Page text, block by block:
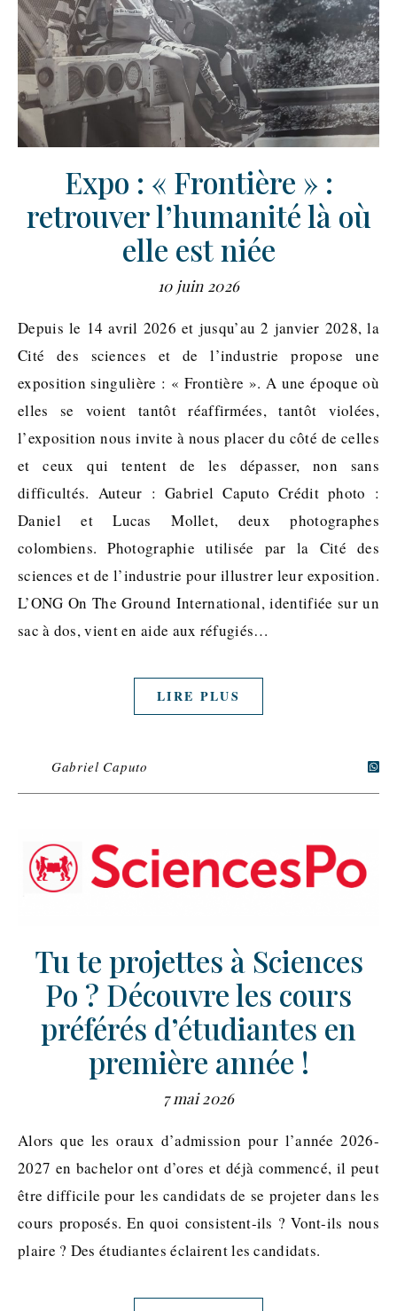
Expo : « Frontière » :
retrouver l’humanité là où
elle est niée
10 juin 2026
Depuis le 14 avril 2026 et jusqu’au 2 janvier 2028, la
Cité des sciences et de l’industrie propose une
exposition singulière : « Frontière ». A une époque où
elles se voient tantôt réaffirmées, tantôt violées,
l’exposition nous invite à nous placer du côté de celles
et ceux qui tentent de les dépasser, non sans
difficultés. Auteur : Gabriel Caputo Crédit photo :
Daniel et Lucas Mollet, deux photographes
colombiens. Photographie utilisée par la Cité des
sciences et de l’industrie pour illustrer leur exposition.
L’ONG On The Ground International, identifiée sur un
sac à dos, vient en aide aux réfugiés…
LIRE PLUS
Gabriel Caputo
Tu te projettes à Sciences
Po ? Découvre les cours
préférés d’étudiantes en
première année !
7 mai 2026
Alors que les oraux d’admission pour l’année 2026-
2027 en bachelor ont d’ores et déjà commencé, il peut
être difficile pour les candidats de se projeter dans les
cours proposés. En quoi consistent-ils ? Vont-ils nous
plaire ? Des étudiantes éclairent les candidats.